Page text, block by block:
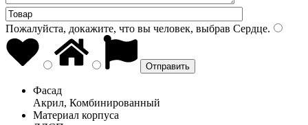
Пожалуйста, докажите, что вы человек, выбрав Сердце.
Фасад
Акрил, Комбинированный
Материал корпуса